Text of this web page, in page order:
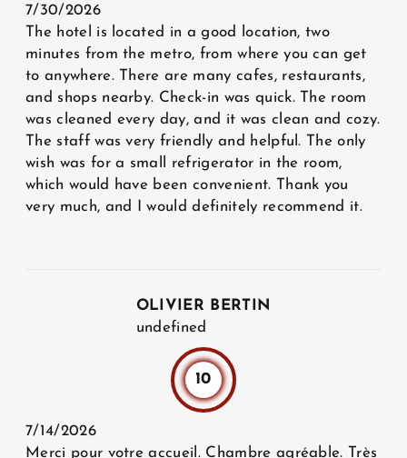
7/30/2026
The hotel is located in a good location, two
minutes from the metro, from where you can get
to anywhere. There are many cafes, restaurants,
and shops nearby. Check-in was quick. The room
was cleaned every day, and it was clean and cozy.
The staff was very friendly and helpful. The only
wish was for a small refrigerator in the room,
which would have been convenient. Thank you
very much, and I would definitely recommend it.
OLIVIER BERTIN
undefined
10
7/14/2026
Merci pour votre accueil. Chambre agréable. Très